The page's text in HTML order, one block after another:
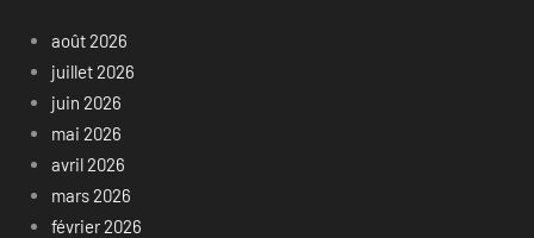
août 2026
juillet 2026
juin 2026
mai 2026
avril 2026
mars 2026
février 2026